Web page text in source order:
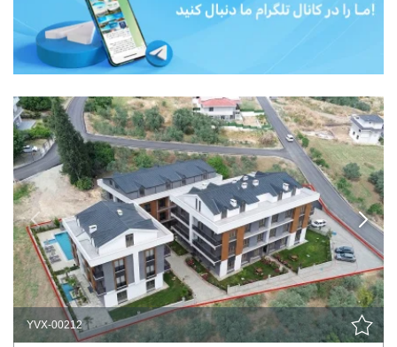
YVX-00212